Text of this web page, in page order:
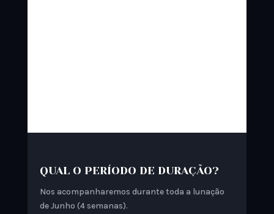
QUAL O PERÍODO DE DURAÇÃO?⁣
Nos acompanharemos durante toda a lunação
de Junho (4 semanas).⁣